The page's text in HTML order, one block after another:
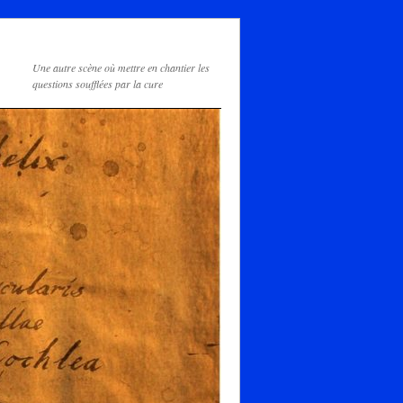
Une autre scène où mettre en chantier les
questions soufflées par la cure